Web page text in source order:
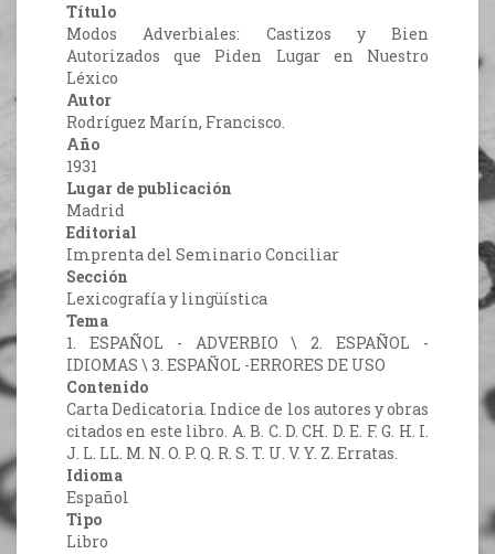
Título
Modos Adverbiales: Castizos y Bien
Autorizados que Piden Lugar en Nuestro
Léxico
Autor
Rodríguez Marín, Francisco.
Año
1931
Lugar de publicación
Madrid
Editorial
Imprenta del Seminario Conciliar
Sección
Lexicografía y lingüística
Tema
1. ESPAÑOL - ADVERBIO \ 2. ESPAÑOL -
IDIOMAS \ 3. ESPAÑOL -ERRORES DE USO
Contenido
Carta Dedicatoria. Indice de los autores y obras
citados en este libro. A. B. C. D. CH. D. E. F. G. H. I.
J. L. LL. M. N. O. P. Q. R. S. T. U. V. Y. Z. Erratas.
Idioma
Español
Tipo
Libro